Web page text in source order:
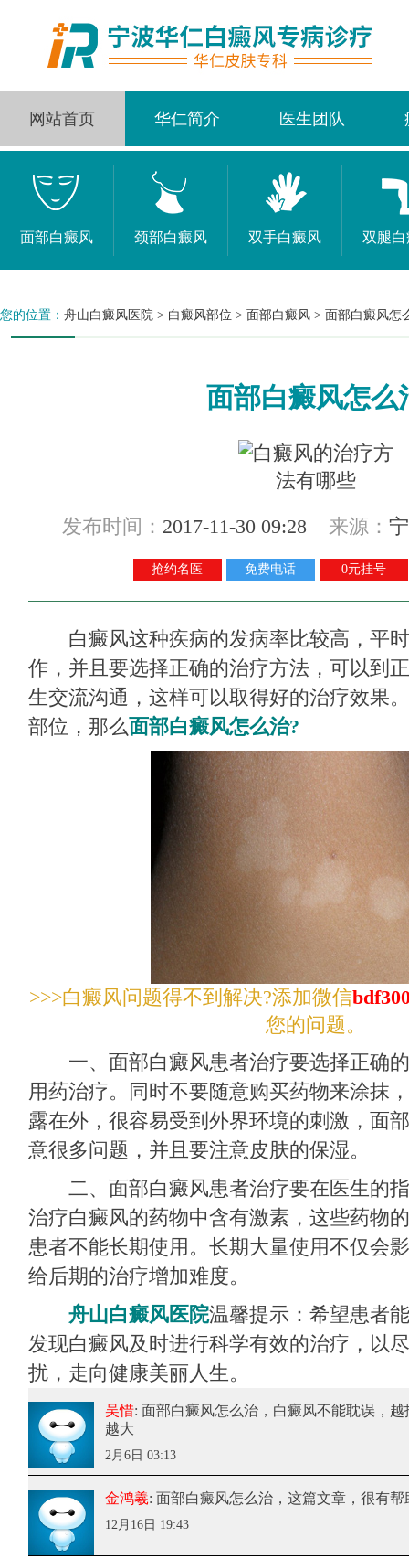
网站首页 华仁简介 医生团队
面部白癜风 颈部白癜风 双手白癜风 双腿
您的位置： 舟山白癜风医院 > 白癜风部位 > 面部白癜风 > 面部白癜风怎
面部白癜风怎么
发布时间： 2017-11-30 09:28 来源：
抢约名医 免费电话 0元挂号
白癜风这种疾病的发病率比较高，平时
作，并且要选择正确的治疗方法，可以到
生交流沟通，这样可以取得好的治疗效果
部位，那么面部白癜风怎么治?
>>>白癜风问题得不到解决?添加微信
您的问题。
一、面部白癜风患者治疗要选择正确的
用药治疗。同时不要随意购买药物来涂抹
露在外，很容易受到外界环境的刺激，面
意很多问题，并且要注意皮肤的保湿。
二、面部白癜风患者治疗要在医生的指
治疗白癜风的药物中含有激素，这些药物
患者不能长期使用。长期大量使用不仅会
给后期的治疗增加难度。
舟山白癜风医院温馨提示：希望患者
发现白癜风及时进行科学有效的治疗，以
扰，走向健康美丽人生。
吴惜: 面部白癜风怎么治，白癜风不能耽误，
越大
2月6日 03:13
金鸿羲: 面部白癜风怎么治，这篇文章，很有
12月16日 19:43